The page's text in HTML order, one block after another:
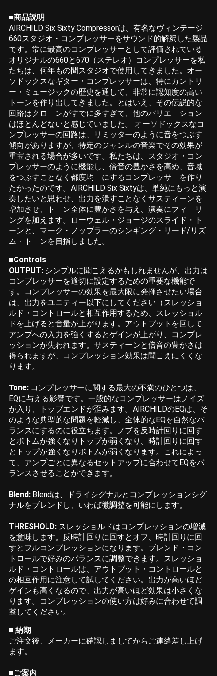
■商品説明
AIRCHILD Six Sixty Compressorは、有名なヴィンテージ
660スタジオ・コンプレッサーをサウンド的解釈した製品
です。常に最高のコンプレッサーとして評価されている
オリジナルの660と670（ステレオ）コンプレッサーを私
たちは、何年もの間スタジオで使用してきました。オー
ソドックスなギター・コンプレッサーは、特にカントリ
ー・ミュージックの歴史を通して、非常に認知度の高い
トーンを作り出してきました。とはいえ、その伝説的な
回路はクローンがすでに多すぎて、他のバリエーション
はほとんどないと感じていました。 オーソドックスなコ
ンプレッサーの回路は、リミッターのように音をつぶす
傾向がありますが、特定のジャンルの音楽でその効果が
重宝される場合が多いです。私たちは、スタジオ・コン
プレッサーのように機能し、倍音の豊かさを高め、音域
をつぶすことなく都度均一にするコンプレッサーを作り
たかったのです。AIRCHILD Six Sixtyは、単純にもっと演
奏したいと思わせ、出力を潰すことなくサスティーンを
増加させ、トーン全体に豊かさを与え、演奏にフィーリ
ングを加えます。ローウェル・ジョージのスライド・ト
ーンと、マーク・ノップラーのシンギング・リード/リズ
ム・トーンを目指しました。
■Controls
OUTPUT: シンプルに聞こえるかもしれませんが、出力は
コンプレッサーを適切に設定するための重要な機能で
す。コンプレッサーの効果を最大限に発揮させたい場合
は、出力をユニティー以下にしてください（スレッショ
ルド・コントロールと相互作用するため、スレッショル
ドを上げると音量が上がります。アウトプットを回して
アンプへの入力を強くするとゲインが上がり、コンプレ
ッションが失われます。サスティーンと倍音の豊かさは
得られますが、コンプレッション効果は聞こえにくくな
ります。
Tone: コンプレッサーに関する最大の不満のひとつは、
EQに与える影響です。一般的なコンプレッサーはノイズ
が入り、トップエンドが歪みます。AIRCHILDのEQは、そ
のような典型的な問題を軽減し、全体的なEQを自然なバ
ランスにするのに役立ちます。ノブを反時計回りに回す
とボトムが強くなりトップが弱くなり、時計回りに回す
とトップが強くなりボトムが弱くなります。これによっ
て、アンプごとに異なるセットアップに合わせてEQをバ
ランスさせることができます。
Blend: Blendは、ドライシグナルとコンプレッションシグ
ナルをブレンドし、いわば微調整を可能にします。
THRESHOLD: スレッショルドはコンプレッションの増減
を意味します。反時計回りに回すとオフ、時計回りに回
すとフルコンプレッションになります。ブレンド・コン
トロールで好みのバランスに調整できます。スレッショ
ルド・コントロールは、アウトプット・コントロールと
の相互作用に注意して試してください。出力が高いほど
ゲインも高くなるので、出力が高いほど効果は小さくな
ります。コンプレッションの使い方は好みに合わせて調
整してください。
■ 納期
ご注文後、メーカーに確認しましてからご連絡差し上げ
ます。
■ご案内